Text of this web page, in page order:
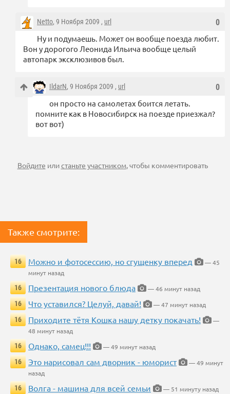
0
Netto, 9 Ноября 2009 , url
Ну и подумаешь. Может он вообще поезда любит.
Вон у дорогого Леонида Ильича вообще целый
автопарк эксклюзивов был.
0
IldarN, 9 Ноября 2009 , url
он просто на самолетах боится летать.
помните как в Новосибирск на поезде приезжал?
вот вот)
Войдите илистаньте участником, чтобы комментировать
Также смотрите:
16 Можно и фотосессию, но сгущенку вперед
— 45
минут назад
16
Презентация нового блюда
— 46 минут назад
16
Что уставился? Целуй, давай!
— 47 минут назад
16
Приходите тётя Кошка нашу детку покачать!
—
48 минут назад
16
Однако, самец!!!
— 49 минут назад
16
Это нарисовал сам дворник - юморист
— 49 минут
назад
16
Волга - машина для всей семьи
— 51 минуту назад